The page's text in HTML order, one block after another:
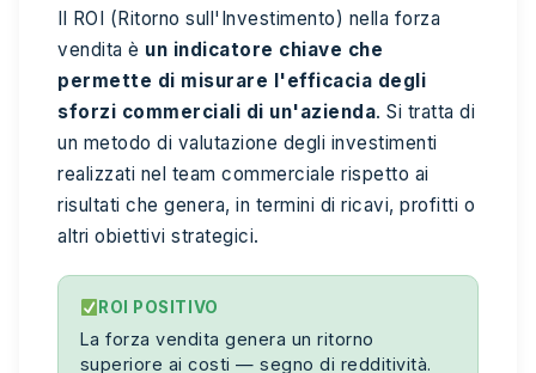
Il ROI (Ritorno sull'Investimento) nella forza
vendita è un indicatore chiave che
permette di misurare l'efficacia degli
sforzi commerciali di un'azienda. Si tratta di
un metodo di valutazione degli investimenti
realizzati nel team commerciale rispetto ai
risultati che genera, in termini di ricavi, profitti o
altri obiettivi strategici.
ROI POSITIVO
La forza vendita genera un ritorno
superiore ai costi — segno di redditività.